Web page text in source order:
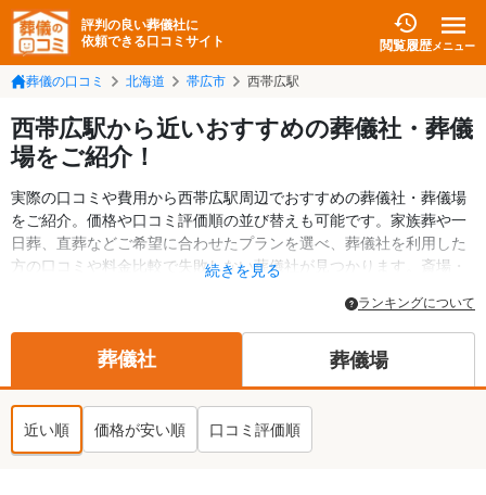
評判の良い葬儀社に
依頼できる口コミサイト
閲覧履歴メニュー
葬儀の口コミ 北海道 帯広市 西帯広駅
西帯広駅から近いおすすめの葬儀社・葬儀
場をご紹介！
実際の口コミや費用から西帯広駅周辺でおすすめの葬儀社・葬儀場
をご紹介。価格や口コミ評価順の並び替えも可能です。家族葬や一
日葬、直葬などご希望に合わせたプランを選べ、葬儀社を利用した
方の口コミや料金比較で失敗しない葬儀社が見つかります。斎場・
報も掲載しています。24時間の相談受付で深夜・早朝でも対応可能
です。
続きを見る
ランキングについて
葬儀社 葬儀場
近い順 価格が安い順 口コミ評価順